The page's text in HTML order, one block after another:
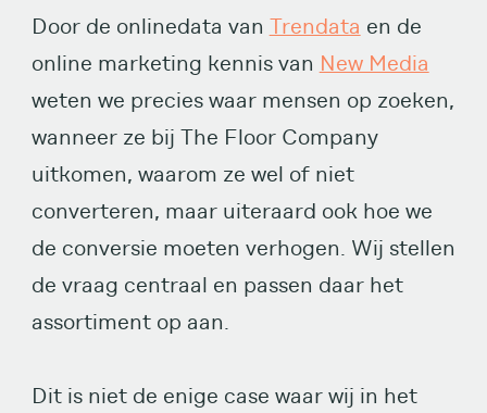
Door de onlinedata van Trendata en de
online marketing kennis van New Media
weten we precies waar mensen op zoeken,
wanneer ze bij The Floor Company
uitkomen, waarom ze wel of niet
converteren, maar uiteraard ook hoe we
de conversie moeten verhogen. Wij stellen
de vraag centraal en passen daar het
assortiment op aan.
Dit is niet de enige case waar wij in het